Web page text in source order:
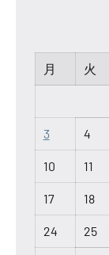
月
火
3 4
10 11
17 18
24 25